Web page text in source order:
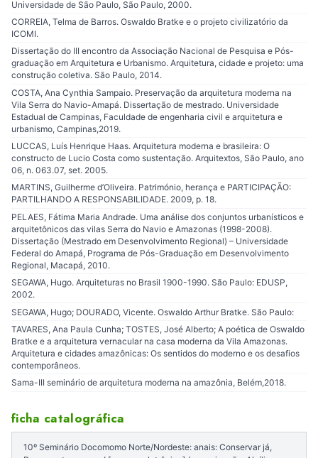
Universidade de São Paulo, São Paulo, 2000.
CORREIA, Telma de Barros. Oswaldo Bratke e o projeto civilizatório da
ICOMI.
Dissertação do III encontro da Associação Nacional de Pesquisa e Pós-
graduação em Arquitetura e Urbanismo. Arquitetura, cidade e projeto: uma
construção coletiva. São Paulo, 2014.
COSTA, Ana Cynthia Sampaio. Preservação da arquitetura moderna na
Vila Serra do Navio-Amapá. Dissertação de mestrado. Universidade
Estadual de Campinas, Faculdade de engenharia civil e arquitetura e
urbanismo, Campinas,2019.
LUCCAS, Luís Henrique Haas. Arquitetura moderna e brasileira: O
constructo de Lucio Costa como sustentação. Arquitextos, São Paulo, ano
06, n. 063.07, set. 2005.
MARTINS, Guilherme d’Oliveira. Património, herança e PARTICIPAÇÃO:
PARTILHANDO A RESPONSABILIDADE. 2009, p. 18.
PELAES, Fátima Maria Andrade. Uma análise dos conjuntos urbanísticos e
arquitetônicos das vilas Serra do Navio e Amazonas (1998-2008).
Dissertação (Mestrado em Desenvolvimento Regional) – Universidade
Federal do Amapá, Programa de Pós-Graduação em Desenvolvimento
Regional, Macapá, 2010.
SEGAWA, Hugo. Arquiteturas no Brasil 1900-1990. São Paulo: EDUSP,
2002.
SEGAWA, Hugo; DOURADO, Vicente. Oswaldo Arthur Bratke. São Paulo:
TAVARES, Ana Paula Cunha; TOSTES, José Alberto; A poética de Oswaldo
Bratke e a arquitetura vernacular na casa moderna da Vila Amazonas.
Arquitetura e cidades amazônicas: Os sentidos do moderno e os desafios
contemporâneos.
Sama-III seminário de arquitetura moderna na amazônia, Belém,2018.
ficha catalográfica
10º Seminário Docomomo Norte/Nordeste: anais: Conservar já,